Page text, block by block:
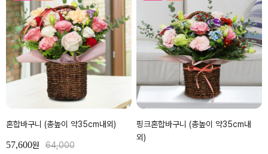
혼합바구니 (총높이 약35cm내외)
57,600원 64,000
핑크혼합바구니 (총높이 약35cm내
외)